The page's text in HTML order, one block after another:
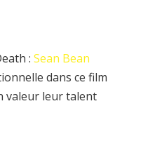
:Sean Bean
dans ce film
valeur leur talent